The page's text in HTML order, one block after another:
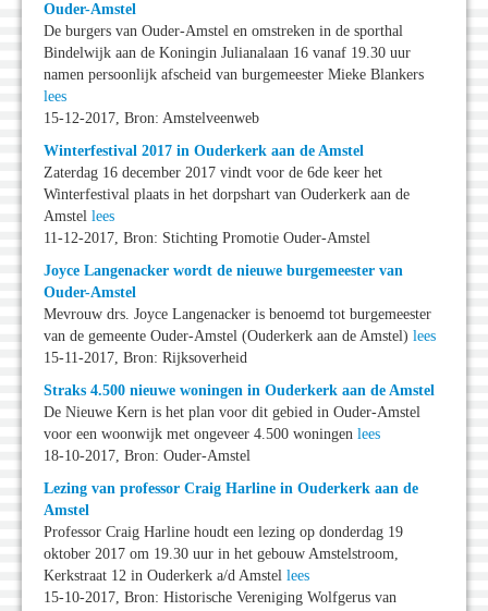
Ouder-Amstel
De burgers van Ouder-Amstel en omstreken in de sporthal
Bindelwijk aan de Koningin Julianalaan 16 vanaf 19.30 uur
namen persoonlijk afscheid van burgemeester Mieke Blankers
lees
15-12-2017, Bron: Amstelveenweb
Winterfestival 2017 in Ouderkerk aan de Amstel
Zaterdag 16 december 2017 vindt voor de 6de keer het
Winterfestival plaats in het dorpshart van Ouderkerk aan de
Amstel lees
11-12-2017, Bron: Stichting Promotie Ouder-Amstel
Joyce Langenacker wordt de nieuwe burgemeester van
Ouder-Amstel
Mevrouw drs. Joyce Langenacker is benoemd tot burgemeester
van de gemeente Ouder-Amstel (Ouderkerk aan de Amstel) lees
15-11-2017, Bron: Rijksoverheid
Straks 4.500 nieuwe woningen in Ouderkerk aan de Amstel
De Nieuwe Kern is het plan voor dit gebied in Ouder-Amstel
voor een woonwijk met ongeveer 4.500 woningen lees
18-10-2017, Bron: Ouder-Amstel
Lezing van professor Craig Harline in Ouderkerk aan de
Amstel
Professor Craig Harline houdt een lezing op donderdag 19
oktober 2017 om 19.30 uur in het gebouw Amstelstroom,
Kerkstraat 12 in Ouderkerk a/d Amstel lees
15-10-2017, Bron: Historische Vereniging Wolfgerus van